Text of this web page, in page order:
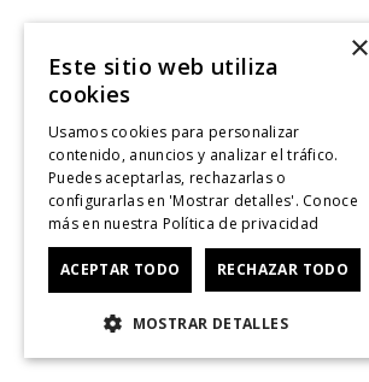
×
Este sitio web utiliza
cookies
Usamos cookies para personalizar
contenido, anuncios y analizar el tráfico.
Puedes aceptarlas, rechazarlas o
configurarlas en 'Mostrar detalles'. Conoce
más en nuestra Política de privacidad
ACEPTAR TODO RECHAZAR TODO
MOSTRAR DETALLES